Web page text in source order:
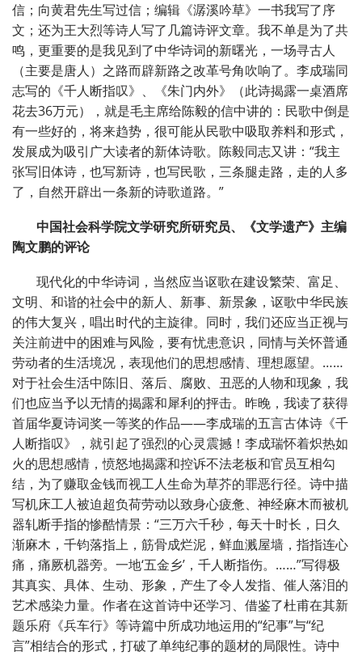
信；向黄君先生写过信；编辑《潺溪吟草》一书我写了序
文；还为王大烈等诗人写了几篇诗评文章。我不单是为了共
鸣，更重要的是我见到了中华诗词的新曙光，一场寻古人
（主要是唐人）之路而辟新路之改革号角吹响了。李成瑞同
志写的《千人断指叹》、《朱门内外》（此诗揭露一桌酒席
花去36万元），就是毛主席给陈毅的信中讲的：民歌中倒是
有一些好的，将来趋势，很可能从民歌中吸取养料和形式，
发展成为吸引广大读者的新体诗歌。陈毅同志又讲：“我主
张写旧体诗，也写新诗，也写民歌，三条腿走路，走的人多
了，自然开辟出一条新的诗歌道路。”
中国社会科学院文学研究所研究员、《文学遗产》主编
陶文鹏的评论
现代化的中华诗词，当然应当讴歌在建设繁荣、富足、
文明、和谐的社会中的新人、新事、新景象，讴歌中华民族
的伟大复兴，唱出时代的主旋律。同时，我们还应当正视与
关注前进中的困难与风险，要有忧患意识，同情与关怀普通
劳动者的生活境况，表现他们的思想感情、理想愿望。……
对于社会生活中陈旧、落后、腐败、丑恶的人物和现象，我
们也应当予以无情的揭露和犀利的抨击。昨晚，我读了获得
首届华夏诗词奖一等奖的作品——李成瑞的五言古体诗《千
人断指叹》，就引起了强烈的心灵震撼！李成瑞怀着炽热如
火的思想感情，愤怒地揭露和控诉不法老板和官员互相勾
结，为了赚取金钱而视工人生命为草芥的罪恶行径。诗中描
写机床工人被迫超负荷劳动以致身心疲惫、神经麻木而被机
器轧断手指的惨酷情景：“三万六千秒，每天十时长，日久
渐麻木，千钧落指上，筋骨成烂泥，鲜血溅屋墙，指指连心
痛，痛厥机器旁。一地‘五金乡’，千人断指伤。……”写得极
其真实、具体、生动、形象，产生了令人发指、催人落泪的
艺术感染力量。作者在这首诗中还学习、借鉴了杜甫在其新
题乐府《兵车行》等诗篇中所成功地运用的“纪事”与“纪
言”相结合的形式，打破了单纯纪事的题材的局限性。诗中